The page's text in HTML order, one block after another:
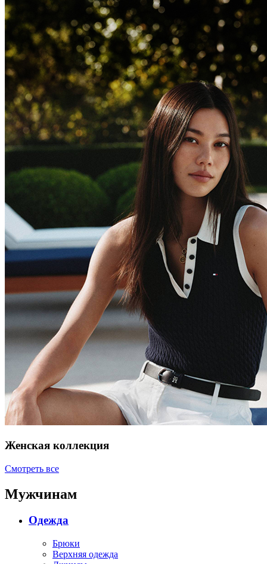
Женская коллекция
Смотреть все
Мужчинам
Одежда
Брюки
Верхняя одежда